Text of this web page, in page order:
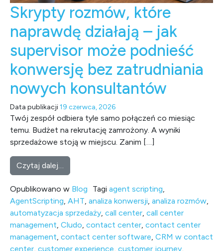
Skrypty rozmów, które
naprawdę działają – jak
supervisor może podnieść
konwersję bez zatrudniania
nowych konsultantów
Data publikacji19 czerwca, 2026
Twój zespół odbiera tyle samo połączeń co miesiąc
temu. Budżet na rekrutację zamrożony. A wyniki
sprzedażowe stoją w miejscu. Zanim […]
Czytaj dalej…
Opublikowano w Blog Tagi agent scripting,
AgentScripting, AHT, analiza konwersji, analiza rozmów,
automatyzacja sprzedaży, call center, call center
management, Cludo, contact center, contact center
management, contact center software, CRM w contact
center, customer experience, customer journey,